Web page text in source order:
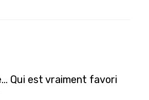
Qui est vraiment favori